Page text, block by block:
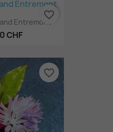
Entremont
CHF
favorite_border
favorite_border